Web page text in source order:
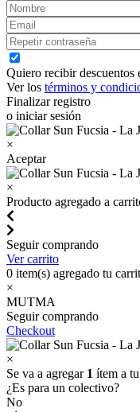
Quiero recibir descuentos
Ver los términos y
Finalizar registro
o iniciar sesión
×
Aceptar
×
Producto agregado a
Seguir comprando
Ver carrito
0 item(s) agregado tu
×
MUTMA
Seguir comprando
Checkout
×
Se va a agregar 1 ítem a
¿Es para un colectivo?
No